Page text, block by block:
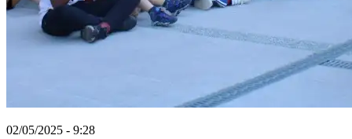
02/05/2025 - 9:28